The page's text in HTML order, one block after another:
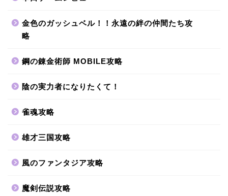
金色のガッシュベル！！永遠の絆の仲間たち攻
略
鋼の錬金術師 MOBILE攻略
陰の実力者になりたくて！
雀魂攻略
雄才三国攻略
風のファンタジア攻略
魔剣伝説攻略